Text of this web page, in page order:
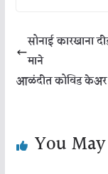
सोनाई कारखाना
माने
आळंदीत कोविड केअर
You